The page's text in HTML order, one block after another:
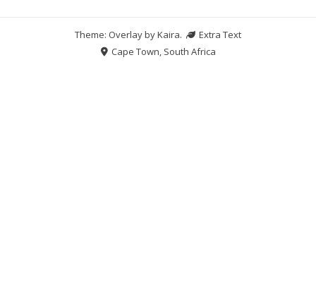
Theme: Overlay byKaira.
Extra Text
Cape Town, South Africa